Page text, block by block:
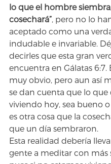
lo que el hombre
cosechará” , pero no lo
aceptado como una
indudable e invariable.
decirles que esta gran
encuentra en Gálatas 6:7.
muy obvio, pero aun así
se dan cuenta que lo que
viviendo hoy, sea bueno
es otra cosa que la
que un día sembraron.
Esta realidad debería
gente a meditar con más